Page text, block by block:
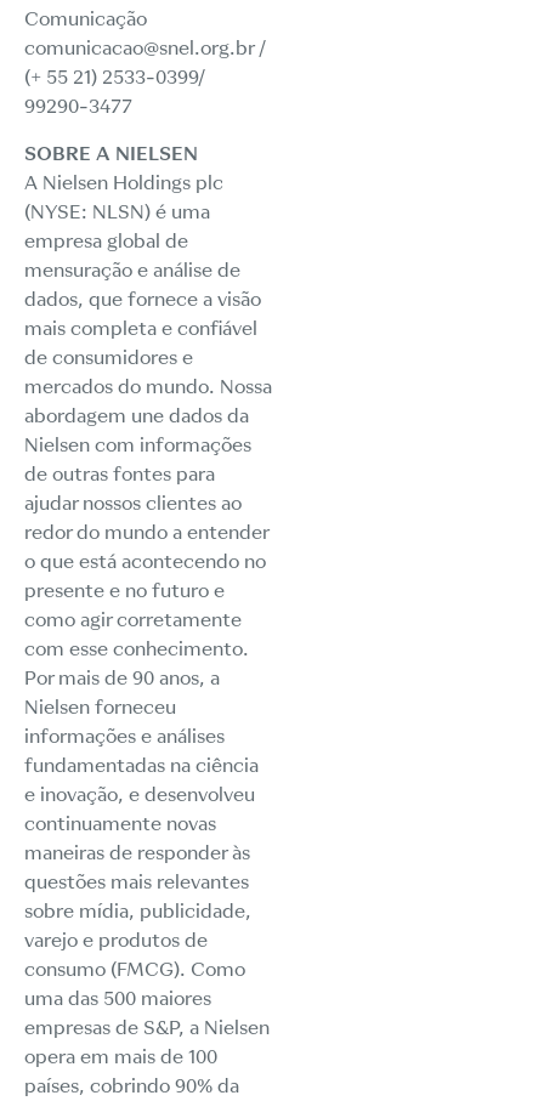
Comunicação
comunicacao@snel.org.br /
(+ 55 21) 2533-0399/
99290-3477
SOBRE A NIELSEN
A Nielsen Holdings plc
(NYSE: NLSN) é uma
empresa global de
mensuração e análise de
dados, que fornece a visão
mais completa e confiável
de consumidores e
mercados do mundo. Nossa
abordagem une dados da
Nielsen com informações
de outras fontes para
ajudar nossos clientes ao
redor do mundo a entender
o que está acontecendo no
presente e no futuro e
como agir corretamente
com esse conhecimento.
Por mais de 90 anos, a
Nielsen forneceu
informações e análises
fundamentadas na ciência
e inovação, e desenvolveu
continuamente novas
maneiras de responder às
questões mais relevantes
sobre mídia, publicidade,
varejo e produtos de
consumo (FMCG). Como
uma das 500 maiores
empresas de S&P, a Nielsen
opera em mais de 100
países, cobrindo 90% da